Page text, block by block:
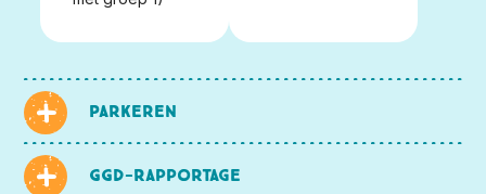
Parkeren
GGD-rapportage